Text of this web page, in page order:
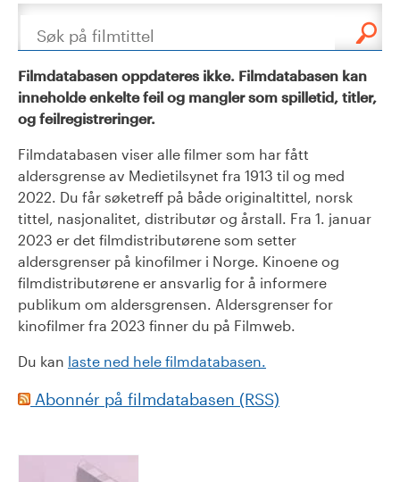
Søk
Filmdatabasen oppdateres ikke. Filmdatabasen kan
inneholde enkelte feil og mangler som spilletid, titler,
og feilregistreringer.
Filmdatabasen viser alle filmer som har fått
aldersgrense av Medietilsynet fra 1913 til og med
2022. Du får søketreff på både originaltittel, norsk
tittel, nasjonalitet, distributør og årstall. Fra 1. januar
2023 er det filmdistributørene som setter
aldersgrenser på kinofilmer i Norge. Kinoene og
filmdistributørene er ansvarlig for å informere
publikum om aldersgrensen. Aldersgrenser for
kinofilmer fra 2023 finner du på Filmweb.
Du kan laste ned hele filmdatabasen.
Abonnér på filmdatabasen (RSS)